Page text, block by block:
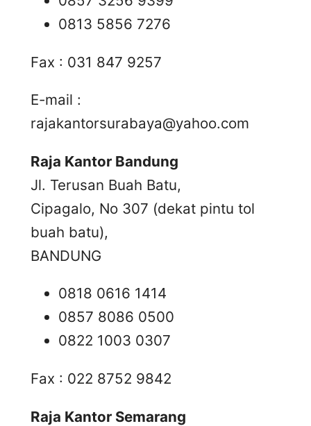
0813 5856 7276
Fax : 031 847 9257
E-mail :
rajakantorsurabaya@yahoo.com
Raja Kantor Bandung
Jl. Terusan Buah Batu,
Cipagalo, No 307 (dekat pintu tol
buah batu),
BANDUNG
0818 0616 1414
0857 8086 0500
0822 1003 0307
Fax : 022 8752 9842
Raja Kantor Semarang